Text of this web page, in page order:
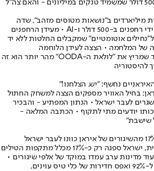
כמו בסרטים: הנשק ב-500 דולר שמשמיד טנקים במיליונים - והאם צה"ל
מיליארדים ב"נושאות מטוסים מזהב", שדה
הקרב האמיתי נכבש על ידי רחפנים ב-500 דולר ו-AI • מעידן הרחפנים
אוטומטיים" שמקבלים החלטות ללא יד
של המלחמה • הצצה לעידן הלוחמה
האלגוריתמית, שבו הקוד שמריץ את "לולאת ה-OODA" מהר יותר הוא זה
להיסטוריה
נחשף: "יש, הצלחנו!"
בחיל האוויר מספקים הצצה למשחק החתול
לעבר ישראל • הנתון המפתיע - והבכיר
יודעים מתי לתקוף • הכתבה המלאה -
שישבת"
למרות התחושה הציבורית, ישראל ספגה רק כ-17% מכלל מתקפות הטילים
מדינות ערב עמדו במוקד של אלפי שיגורים •
עם זינוק באחוזי היירוט ל-92% ואפס חדירות של כלי טיס עוינים,